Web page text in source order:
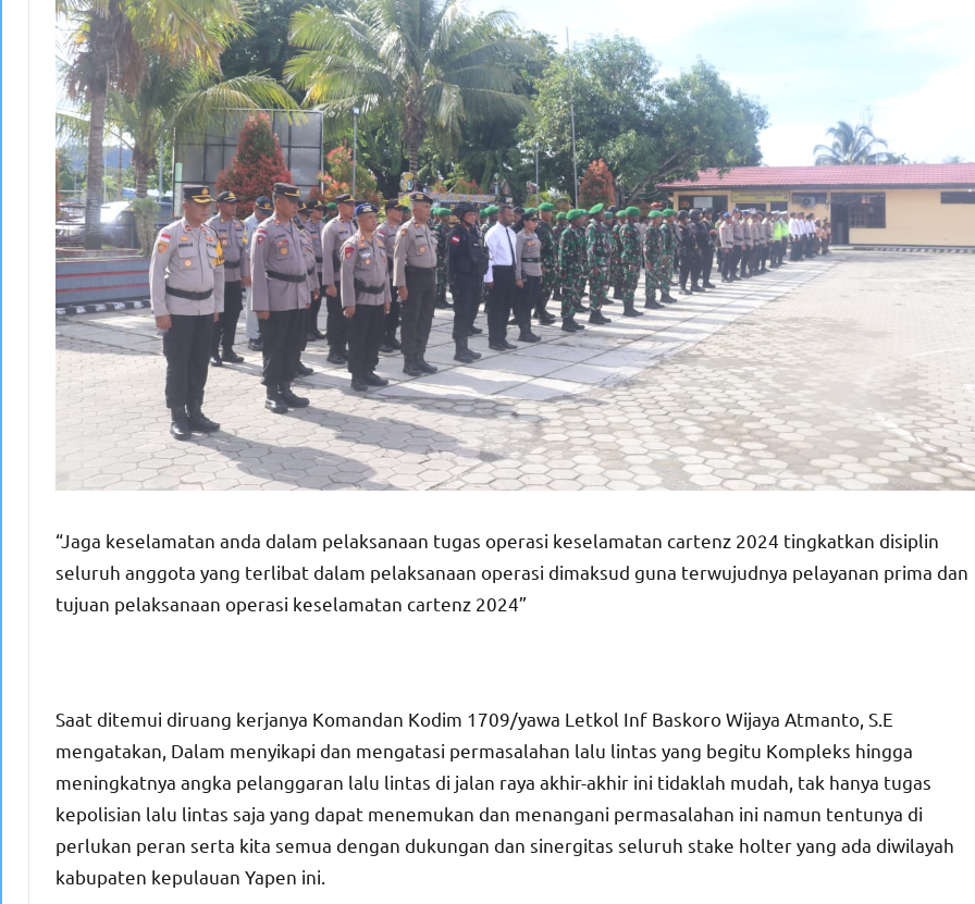
“Jaga keselamatan anda dalam pelaksanaan tugas operasi keselamatan cartenz 2024 tingkatkan disiplin
seluruh anggota yang terlibat dalam pelaksanaan operasi dimaksud guna terwujudnya pelayanan prima dan
tujuan pelaksanaan operasi keselamatan cartenz 2024”
Saat ditemui diruang kerjanya Komandan Kodim 1709/yawa Letkol Inf Baskoro Wijaya Atmanto, S.E
mengatakan, Dalam menyikapi dan mengatasi permasalahan lalu lintas yang begitu Kompleks hingga
meningkatnya angka pelanggaran lalu lintas di jalan raya akhir-akhir ini tidaklah mudah, tak hanya tugas
kepolisian lalu lintas saja yang dapat menemukan dan menangani permasalahan ini namun tentunya di
perlukan peran serta kita semua dengan dukungan dan sinergitas seluruh stake holter yang ada diwilayah
kabupaten kepulauan Yapen ini.